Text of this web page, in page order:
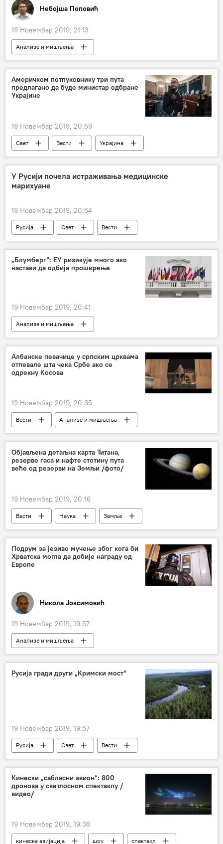
Небојша Поповић
19 Новембар 2019, 21:13
Анализе и мишљења
Америчком потпуковнику три пута
предлагано да буде министар одбране
Украјине
19 Новембар 2019, 20:59
Свет Вести
Украјина
Доналд Трамп
Европа
У Русији почела истраживања медицинске
марихуане
19 Новембар 2019, 20:54
Русија Свет
Вести
конопља
медицина
Руска медицина
„Блумберг“: ЕУ ризикује много ако
настави да одбија проширење
19 Новембар 2019, 20:41
Анализе и мишљења
Албанске певачице у српским црквама
отпевале шта чека Србе ако се
одрекну Косова
19 Новембар 2019, 20:35
Вести
Анализе и мишљења
Албанке
Ново Брдо
Објављена детаљна карта Титана,
резерве гаса и нафте стотину пута
веће од резерви на Земљи /фото/
19 Новембар 2019, 20:16
Вести Наука
Земља
Свемир
планета Друштво
Подрум за језиво мучење због кога би
Хрватска могла да добије награду од
Европе
Никола Јоксимовић
19 Новембар 2019, 19:57
Анализе и мишљења
Коментари и Аналитика
Мучење
Русија гради други „Кримски мост“
19 Новембар 2019, 19:57
Русија Свет
Вести
Јакутија
Кинески „сабласни авион“: 800
дронова у светлосном спектаклу /
видео/
19 Новембар 2019, 19:38
кинеска авијација шоу
спектакл